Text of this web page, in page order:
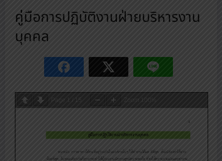
คู่มือการปฏิบัติงานฝ่ายบริหารงาน
บุคคล
Page 1 / 15 Zoom 100%